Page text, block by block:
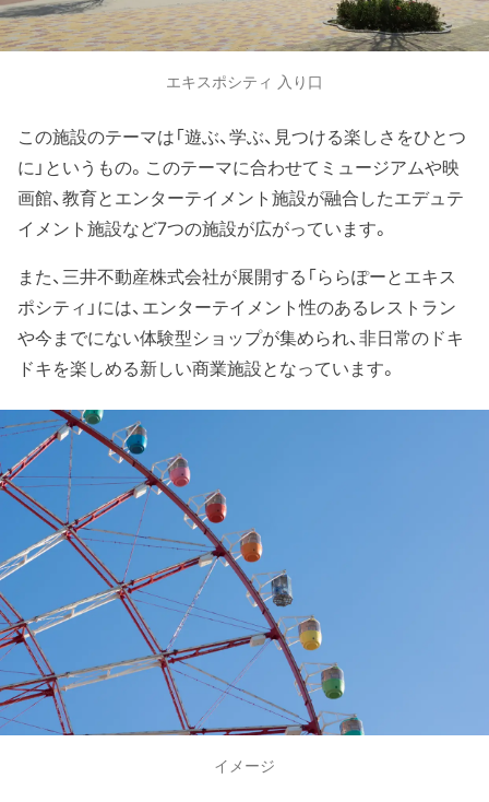
エキスポシティ 入り口
この施設のテーマは「遊ぶ、学ぶ、見つける楽しさをひとつ
に」というもの。このテーマに合わせてミュージアムや映
画館、教育とエンターテイメント施設が融合したエデュテ
イメント施設など7つの施設が広がっています。
また、三井不動産株式会社が展開する「ららぽーとエキス
ポシティ」には、エンターテイメント性のあるレストラン
や今までにない体験型ショップが集められ、非日常のドキ
ドキを楽しめる新しい商業施設となっています。
イメージ